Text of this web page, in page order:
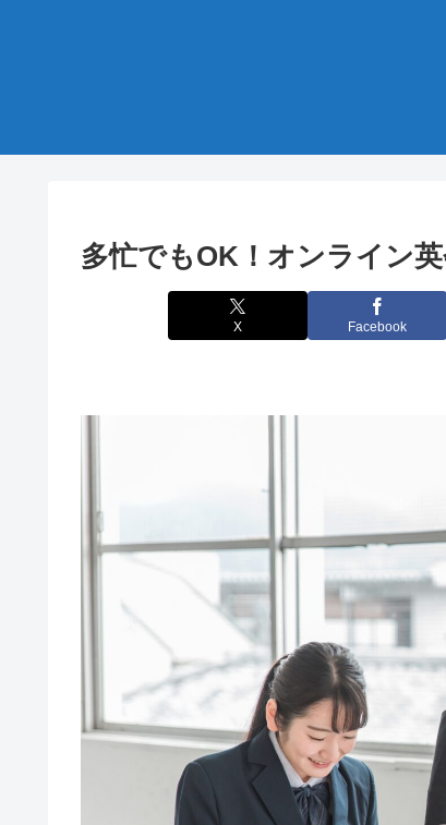
多忙でもOK！オンライン
X Facebook